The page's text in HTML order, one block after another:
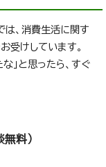
は、消費生活に関す
受けしています。
な」と思ったら、すぐ
料）